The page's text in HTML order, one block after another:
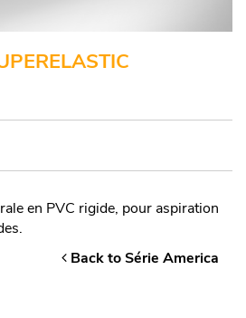
en PVC rigide, pour aspiration
Back to Série America